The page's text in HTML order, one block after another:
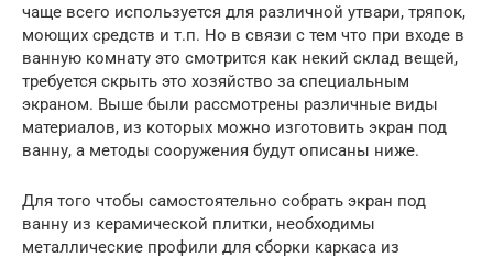
чаще всего используется для различной утвари, тряпок,
моющих средств и т.п. Но в связи с тем что при входе в
ванную комнату это смотрится как некий склад вещей,
требуется скрыть это хозяйство за специальным
экраном. Выше были рассмотрены различные виды
материалов, из которых можно изготовить экран под
ванну, а методы сооружения будут описаны ниже.
Для того чтобы самостоятельно собрать экран под
ванну из керамической плитки, необходимы
металлические профили для сборки каркаса из